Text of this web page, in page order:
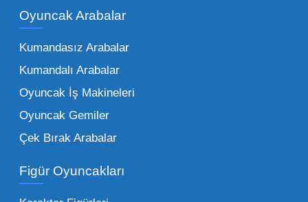
kadar zengindir. Bir mağazanın veya eğitim
çeşitliliği ile doğru orantılıdır. İşte Mega
Oyuncak bünyesinde öne çıkan ve en çok
tercih edilen kategorilerimiz:
Peluş Oyuncaklar:
vazgeçilmezi olan yumuşak dokulu sevilen
seçeneklerimizi keşfederek koleksiyonunuza
en sevilen karakterleri ekleyebilirsiniz.
Oyuncak Arabalar
Kumandasız Arabalar
Kumandalı Arabalar
Oyuncak İş Makineleri
Oyuncak Gemiler
Çek Bırak Arabalar
Figür Oyuncakları